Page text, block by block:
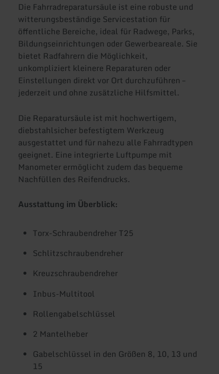
Die Fahrradreparatursäule ist eine robuste und
witterungsbeständige Servicestation für
öffentliche Bereiche, ideal für Radwege, Parks,
Bildungseinrichtungen oder Gewerbeareale. Sie
bietet Radfahrern die Möglichkeit,
unkompliziert kleinere Reparaturen oder
Einstellungen direkt vor Ort durchzuführen –
jederzeit und ohne zusätzliche Hilfsmittel.
Die Reparatursäule ist mit hochwertigem,
diebstahlsicher befestigtem Werkzeug
ausgestattet und für nahezu alle Fahrradtypen
geeignet. Eine integrierte Luftpumpe mit
Manometer ermöglicht zudem das bequeme
Nachfüllen des Reifendrucks.
Ausstattung im Überblick:
Torx-Schraubendreher T25
Schlitzschraubendreher
Kreuzschraubendreher
Inbus-Multitool
Rollengabelschlüssel
2 Mantelheber
Gabelschlüssel in den Größen 8, 10, 13 und
15